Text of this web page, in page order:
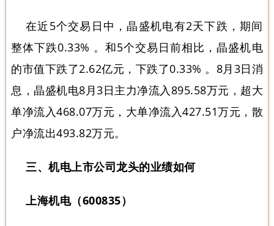
在近5个交易日中，晶盛机电有2天下跌，期间
整体下跌0.33% 。和5个交易日前相比，晶盛机电
的市值下跌了2.62亿元，下跌了0.33% 。8月3日消
息，晶盛机电8月3日主力净流入895.58万元，超大
单净流入468.07万元，大单净流入427.51万元，散
户净流出493.82万元。
三、机电上市公司龙头的业绩如何
上海机电（600835）